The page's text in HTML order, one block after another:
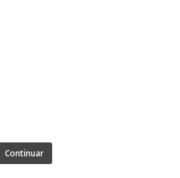
Continuar